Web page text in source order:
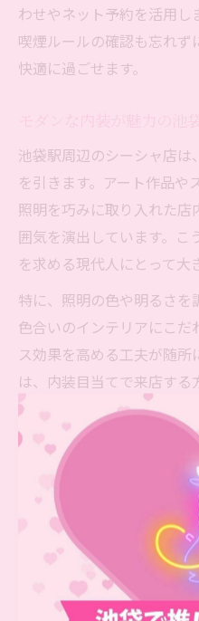
わせやネット予約を活用し
喫煙ルールの確認も忘れず
快適に過ごせます。
池袋駅周辺のシーシャ店は
を引きます。アート作品や
照明を巧みに取り入れた
囲気を演出しています。
を求める現代人にとって大
特に、照明の色や明るさ
色合いのインテリアにこ
ス効果を高める工夫が随所
は、内装目当てで来店す
稿する方も少なくありませ
初めて訪れる方は、店内の
真や口コミで確認するのが
目的に合った“モダンな池
ことで、より満足度の高
でしょう。